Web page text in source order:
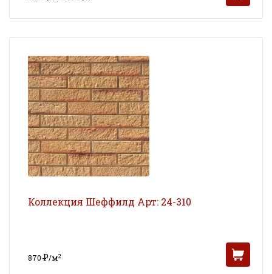
Коллекция Шеффилд Арт: 24-310
870Р/м2